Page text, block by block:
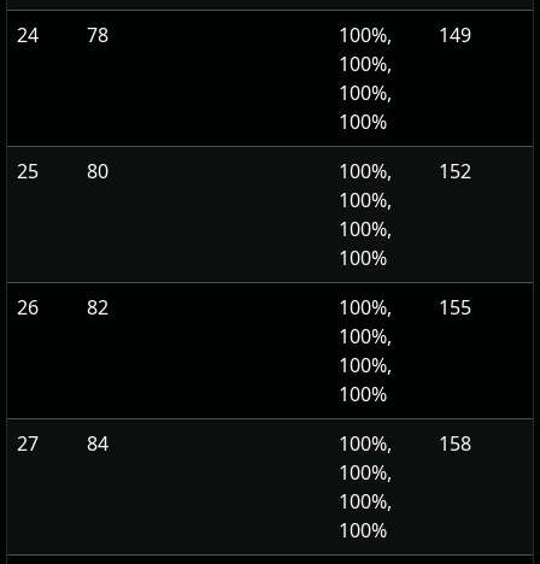
24 78
100%,
100%,
100%,
100%
149
25 80
100%,
100%,
100%,
100%
152
26 82
100%,
100%,
100%,
100%
155
27 84
100%,
100%,
100%,
100%
158